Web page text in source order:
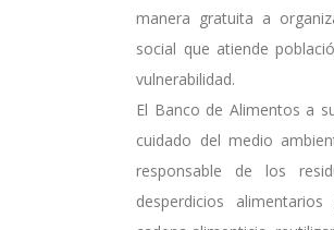
manera gratuita a
social que atiende
vulnerabilidad.
El Banco de Alimentos a
cuidado del medio
responsable de los
desperdicios